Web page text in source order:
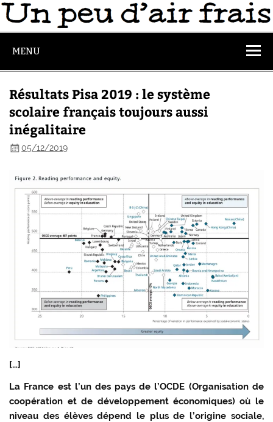
MENU
Résultats Pisa 2019 : le système
scolaire français toujours aussi
inégalitaire
05/12/2019
[…]
La France est l’un des pays de l’OCDE (Organisation de
coopération et de développement économiques) où le
niveau des élèves dépend le plus de l’origine sociale,